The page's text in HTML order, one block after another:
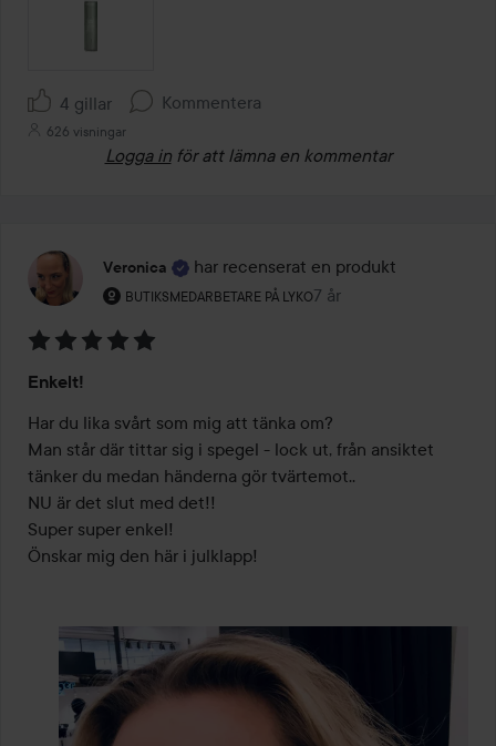
4 gillar Kommentera
626 visningar
Logga in för att lämna en kommentar
Veronica har recenserat en produkt
BUTIKSMEDARBETARE PÅ LYKO
Användarens roll: Butiksmedarbetare på Lyko.
7 år
Inlägget skapades 7 år
5
av
5
Enkelt!
Har du lika svårt som mig att tänka om?
Man står där tittar sig i spegel - lock ut, från ansiktet
tänker du medan händerna gör tvärtemot..
NU är det slut med det!!
Super super enkel!
Önskar mig den här i julklapp!